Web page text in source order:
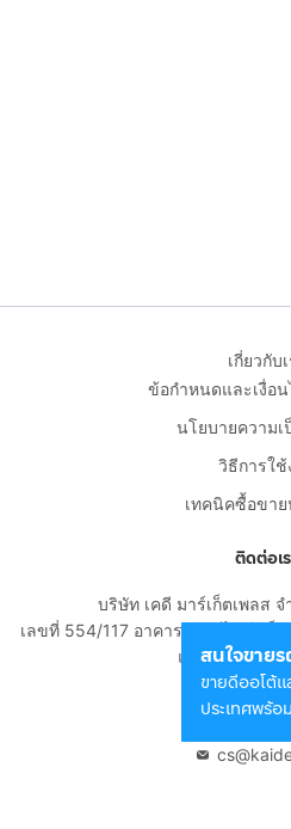
สนใจขายร
ขายดีออโต้แ
ประเทศพร้
เกี่ยวกับ
ข้อกำหนดและเงื่อ
นโยบายความ
วิธีการใช้
เทคนิคซื้อขา
ติดต่อเ
บริษัท เคดี มาร์เก็ตเพลส
เลขที่ 554/117 อาคารสกายไนน์ เซ็
แขวงดินแดง เ
กรุงเทพมหาน